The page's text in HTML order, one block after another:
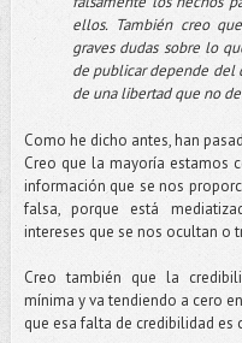
ellos. También creo
graves dudas sobre lo
de publicar depende del
de una libertad que no
Como he dicho antes, han
Creo que la mayoría estamos
información que se nos
falsa, porque está
intereses que se nos ocultan o
Creo también que la
mínima y va tendiendo a cero
que esa falta de credibilidad es